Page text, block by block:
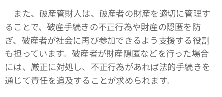
また、破産管財人は、破産者の財産を適切に管理す
ることで、破産手続きの不正行為や財産の隠匿を防
ぎ、破産者が社会に再び参加できるよう支援する役割
も担っています。破産者が財産隠匿などを行った場合
には、厳正に対処し、不正行為があれば法的手続きを
通じて責任を追及することが求められます。